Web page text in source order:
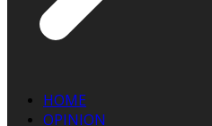
HOME
OPINION